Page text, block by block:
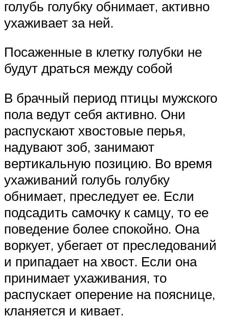
голубь голубку обнимает, активно
ухаживает за ней.
Посаженные в клетку голубки не
будут драться между собой
В брачный период птицы мужского
пола ведут себя активно. Они
распускают хвостовые перья,
надувают зоб, занимают
вертикальную позицию. Во время
ухаживаний голубь голубку
обнимает, преследует ее. Если
подсадить самочку к самцу, то ее
поведение более спокойно. Она
воркует, убегает от преследований
и припадает на хвост. Если она
принимает ухаживания, то
распускает оперение на пояснице,
кланяется и кивает.